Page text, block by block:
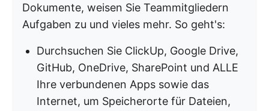
Dokumente, weisen Sie Teammitgliedern
Aufgaben zu und vieles mehr. So geht's:
Durchsuchen Sie ClickUp, Google Drive,
GitHub, OneDrive, SharePoint und ALLE
Ihre verbundenen Apps sowie das
Internet, um Speicherorte für Dateien,